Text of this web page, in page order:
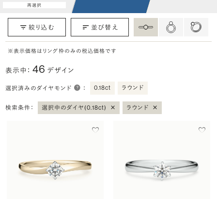
再選択
絞り込む 並び替え
※表示価格はリング枠のみの税込価格です
表示中：46 デザイン
選択済みのダイヤモンド ： 0.18ct ラウンド
検索条件： 選択中のダイヤ(0.18ct) × ラウンド ×